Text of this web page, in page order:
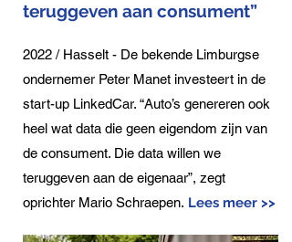
teruggeven aan consument”
2022 / Hasselt - De bekende Limburgse
ondernemer Peter Manet investeert in de
start-up LinkedCar. “Auto’s genereren ook
heel wat data die geen eigendom zijn van
de consument. Die data willen we
teruggeven aan de eigenaar”, zegt
oprichter Mario Schraepen. Lees meer >>